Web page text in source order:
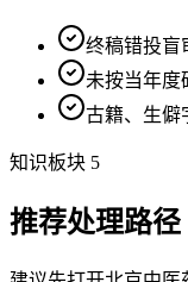
终稿错投盲
未按当年度
古籍、生僻
知识板块 5
推荐处理路径